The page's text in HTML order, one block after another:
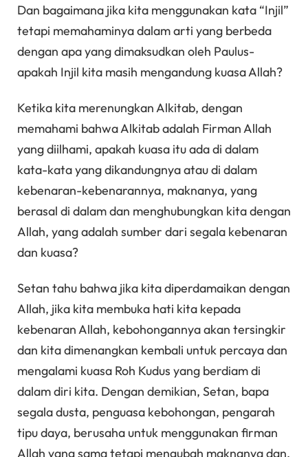
Dan bagaimana jika kita menggunakan kata “Injil”
tetapi memahaminya dalam arti yang berbeda
dengan apa yang dimaksudkan oleh Paulus-
apakah Injil kita masih mengandung kuasa Allah?
Ketika kita merenungkan Alkitab, dengan
memahami bahwa Alkitab adalah Firman Allah
yang diilhami, apakah kuasa itu ada di dalam
kata-kata yang dikandungnya atau di dalam
kebenaran-kebenarannya, maknanya, yang
berasal di dalam dan menghubungkan kita dengan
Allah, yang adalah sumber dari segala kebenaran
dan kuasa?
Setan tahu bahwa jika kita diperdamaikan dengan
Allah, jika kita membuka hati kita kepada
kebenaran Allah, kebohongannya akan tersingkir
dan kita dimenangkan kembali untuk percaya dan
mengalami kuasa Roh Kudus yang berdiam di
dalam diri kita. Dengan demikian, Setan, bapa
segala dusta, penguasa kebohongan, pengarah
tipu daya, berusaha untuk menggunakan firman
Allah yang sama tetapi mengubah maknanya dan,